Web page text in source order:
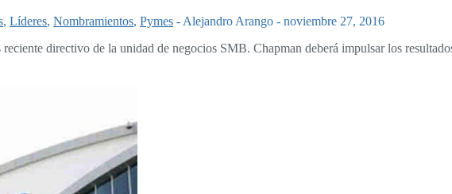
, Líderes, Nombramientos, Pymes - Alejandro Arango - noviembre 27, 2016
directivo de la unidad de negocios SMB. Chapman deberá impulsar los